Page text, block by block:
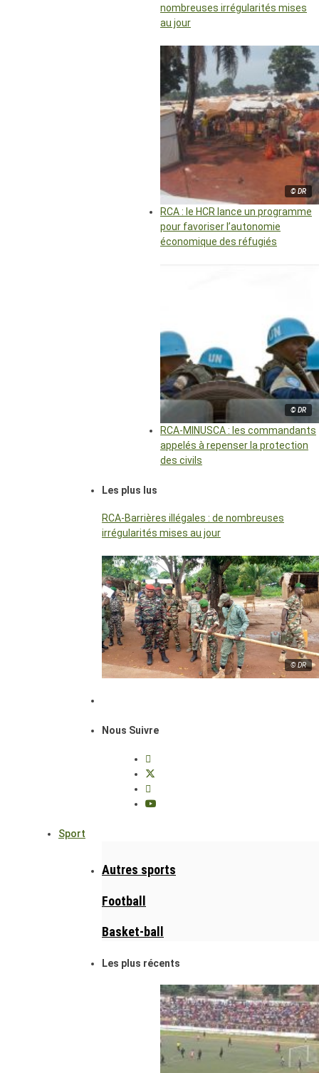
nombreuses irrégularités mises
au jour
© DR
RCA : le HCR lance un programme
pour favoriser l’autonomie
économique des réfugiés
© DR
RCA-MINUSCA : les commandants
appelés à repenser la protection
des civils
Les plus lus
RCA-Barrières illégales : de nombreuses
irrégularités mises au jour
© DR
Nous Suivre
Sport
Autres sports
Football
Basket-ball
Les plus récents